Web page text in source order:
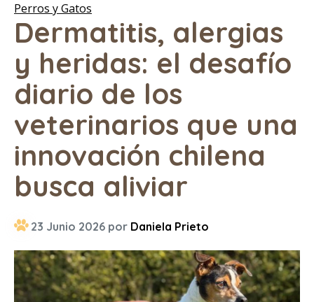
Perros y Gatos
Dermatitis, alergias
y heridas: el desafío
diario de los
veterinarios que una
innovación chilena
busca aliviar
23 Junio 2026 por Daniela Prieto